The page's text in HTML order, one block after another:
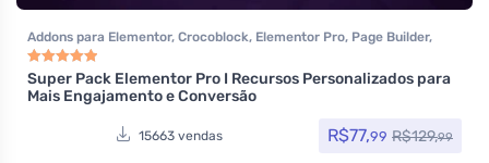
Addons para Elementor, Crocoblock, Elementor Pro, Page Builder,
Performance
Avaliação 4.97 de 5
Super Pack Elementor Pro I Recursos Personalizados para
Mais Engajamento e Conversão
15663 vendas R$77,99 R$129,99